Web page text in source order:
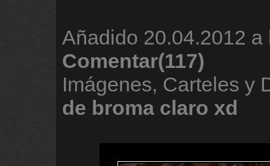
Añadido 20.04.2012 a
Comentar(117)
Imágenes, Carteles y
de broma claro xd